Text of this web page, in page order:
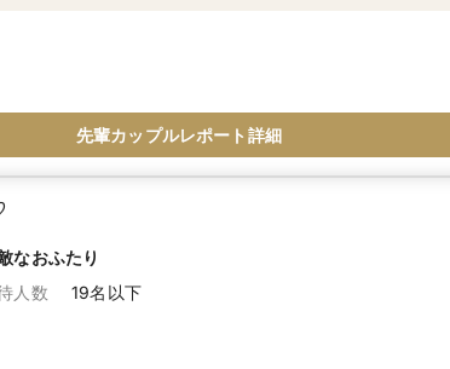
先輩カップルレポート詳細
なおふたり
人数
19名以下